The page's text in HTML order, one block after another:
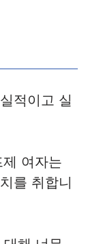
적이고 실
여자는
를 취합니